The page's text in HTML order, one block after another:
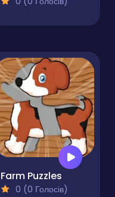
Farm Puzzles
0 (0 Голосів)